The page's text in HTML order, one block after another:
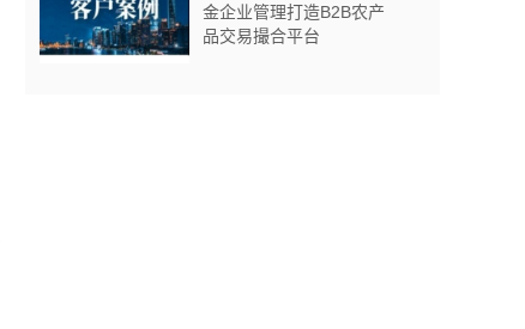
金企业管理打造B2B农产
品交易撮合平台